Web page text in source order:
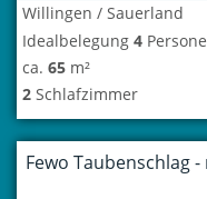
Willingen / Sauerland
Idealbelegung 4
ca. 65 m²
2 Schlafzimmer
Fewo Taubenschlag